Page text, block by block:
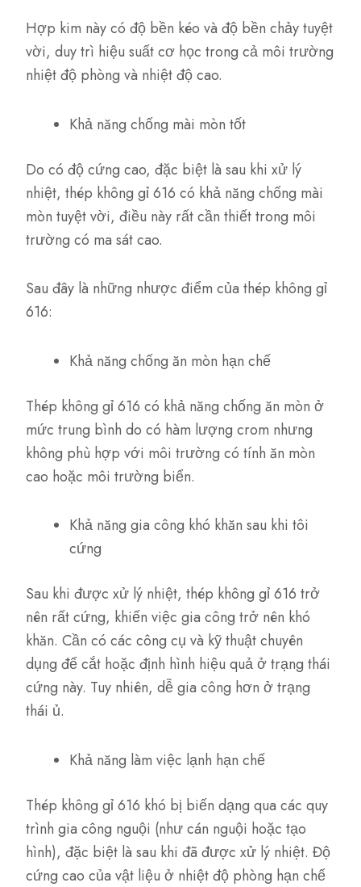
Hợp kim này có độ bền kéo và độ bền chảy tuyệt
vời, duy trì hiệu suất cơ học trong cả môi trường
nhiệt độ phòng và nhiệt độ cao.
Khả năng chống mài mòn tốt
Do có độ cứng cao, đặc biệt là sau khi xử lý
nhiệt, thép không gỉ 616 có khả năng chống mài
mòn tuyệt vời, điều này rất cần thiết trong môi
trường có ma sát cao.
Sau đây là những nhược điểm của thép không gỉ
616:
Khả năng chống ăn mòn hạn chế
Thép không gỉ 616 có khả năng chống ăn mòn ở
mức trung bình do có hàm lượng crom nhưng
không phù hợp với môi trường có tính ăn mòn
cao hoặc môi trường biển.
Khả năng gia công khó khăn sau khi tôi
cứng
Sau khi được xử lý nhiệt, thép không gỉ 616 trở
nên rất cứng, khiến việc gia công trở nên khó
khăn. Cần có các công cụ và kỹ thuật chuyên
dụng để cắt hoặc định hình hiệu quả ở trạng thái
cứng này. Tuy nhiên, dễ gia công hơn ở trạng
thái ủ.
Khả năng làm việc lạnh hạn chế
Thép không gỉ 616 khó bị biến dạng qua các quy
trình gia công nguội (như cán nguội hoặc tạo
hình), đặc biệt là sau khi đã được xử lý nhiệt. Độ
cứng cao của vật liệu ở nhiệt độ phòng hạn chế